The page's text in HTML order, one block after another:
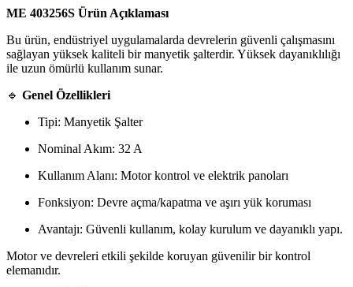
ME 403256S Ürün Açıklaması
Bu ürün, endüstriyel uygulamalarda devrelerin güvenli çalışmasını
sağlayan yüksek kaliteli bir manyetik şalterdir. Yüksek dayanıklılığı
ile uzun ömürlü kullanım sunar.
🔹 Genel Özellikleri
Tipi: Manyetik Şalter
Nominal Akım: 32 A
Kullanım Alanı: Motor kontrol ve elektrik panoları
Fonksiyon: Devre açma/kapatma ve aşırı yük koruması
Avantajı: Güvenli kullanım, kolay kurulum ve dayanıklı yapı.
Motor ve devreleri etkili şekilde koruyan güvenilir bir kontrol
elemanıdır.